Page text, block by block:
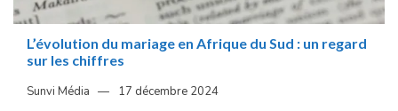
L’évolution du mariage en Afrique du Sud : un regard
sur les chiffres
Sunvi Média 17 décembre 2024